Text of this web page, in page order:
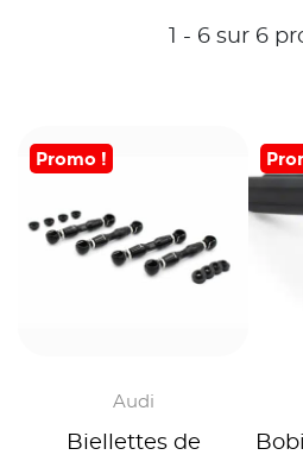
1 - 6 sur 6
Promo !
Audi
Biellettes de